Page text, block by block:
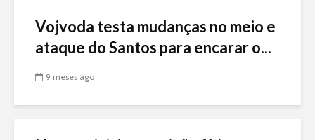
Vojvoda testa mudanças no meio e
ataque do Santos para encarar o...
9 meses ago